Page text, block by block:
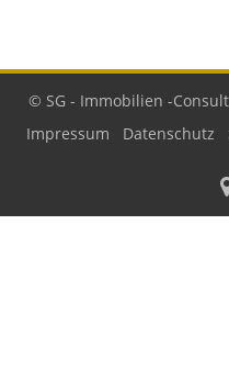
© SG - Immobilien -Consult
Impressum
Datenschutz